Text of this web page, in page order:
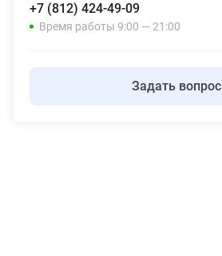
+7 (812) 424-49-09
Время работы 9:00 — 21:00
Задать вопрос